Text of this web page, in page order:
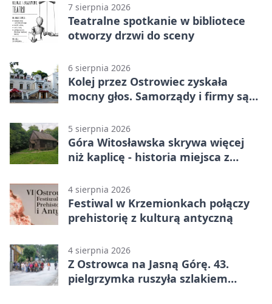
7 sierpnia 2026
Teatralne spotkanie w bibliotece
otworzy drzwi do sceny
6 sierpnia 2026
Kolej przez Ostrowiec zyskała
mocny głos. Samorządy i firmy są
5 sierpnia 2026
Góra Witosławska skrywa więcej
niż kaplicę - historia miejsca z
4 sierpnia 2026
Festiwal w Krzemionkach połączy
prehistorię z kulturą antyczną
4 sierpnia 2026
Z Ostrowca na Jasną Górę. 43.
pielgrzymka ruszyła szlakiem